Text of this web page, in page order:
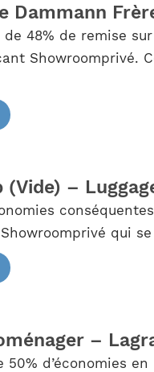
Dammann
de 48% de remise
Showroomprivé.
(Vide) –
qui
–
50% d’économies